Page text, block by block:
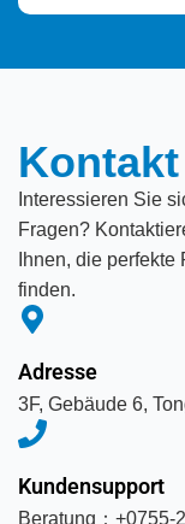
Kontakt
Interessieren Sie
Fragen?
Ihnen, die
finden.
Adresse
3F, Gebäude 6,
Kundensupport
Beratung：+0755-